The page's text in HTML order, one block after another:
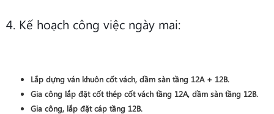
4. Kế hoạch công việc ngày mai:
Lắp dựng ván khuôn cốt vách, dầm sàn tầng 12A + 12B.
Gia công lắp đặt cốt thép cốt vách tầng 12A, dầm sàn tầng 12B.
Gia công, lắp đặt cáp tầng 12B.